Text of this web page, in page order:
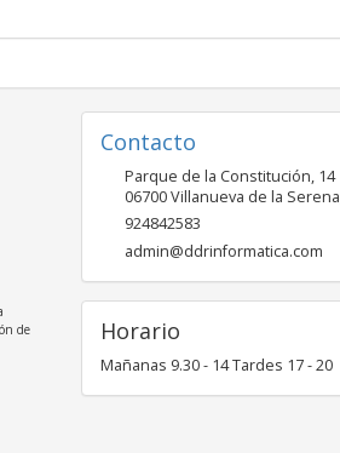
de
Contacto
Parque de la Constitución, 14
06700Villanueva de la Serena
924842583
admin@ddrinformatica.com
Horario
Mañanas 9.30 - 14 Tardes 17 - 20